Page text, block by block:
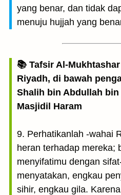
yang benar, dan tidak
menuju hujjah yang
📚 Tafsir Al-
Riyadh, di bawah
Shalih bin Abdullah bin
Masjidil Haram
9. Perhatikanlah -wahai
heran terhadap mereka;
menyifatimu dengan
menyatakan, engkau
sihir, engkau gila.